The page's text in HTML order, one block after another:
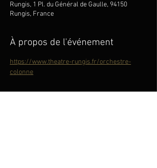
Rungis, 1 Pl. du Général de Gaulle, 94150
Rungis, France
À propos de l'événement
https://www.theatre-rungis.fr/orchestre-
colonne